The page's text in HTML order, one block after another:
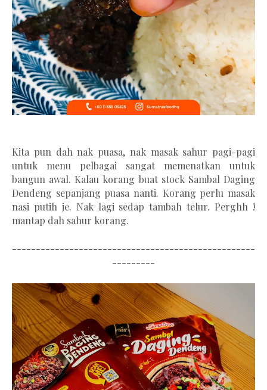
Kita pun dah nak puasa, nak masak sahur pagi-pagi
untuk menu pelbagai sangat memenatkan untuk
bangun awal. Kalau korang buat stock Sambal Daging
Dendeng sepanjang puasa nanti. Korang perlu masak
nasi putih je. Nak lagi sedap tambah telur. Perghh !
mantap dah sahur korang.
---------------------------------------------------
---------